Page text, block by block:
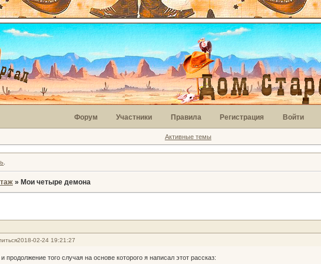
Форум Участники Правила Регистрация Войти
Активные темы
» Мои четыре демона
2018-02-24 19:21:27
продолжение того случая на основе которого я написал этот рассказ: